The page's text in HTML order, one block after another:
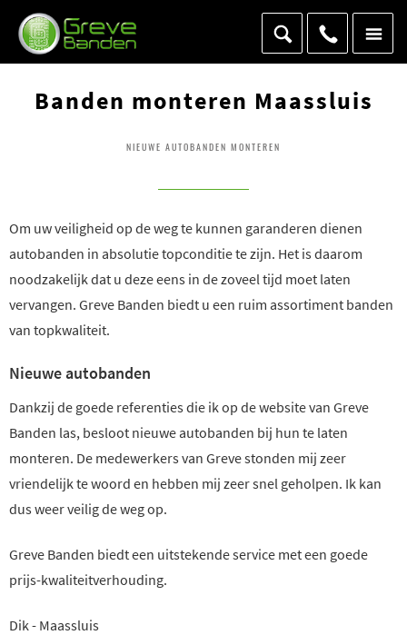
Banden monteren Maassluis
NIEUWE AUTOBANDEN MONTEREN
Om uw veiligheid op de weg te kunnen garanderen dienen
autobanden in absolutie topconditie te zijn. Het is daarom
noodzakelijk dat u deze eens in de zoveel tijd moet laten
vervangen. Greve Banden biedt u een ruim assortiment banden
van topkwaliteit.
Nieuwe autobanden
Dankzij de goede referenties die ik op de website van Greve
Banden las, besloot nieuwe autobanden bij hun te laten
monteren. De medewerkers van Greve stonden mij zeer
vriendelijk te woord en hebben mij zeer snel geholpen. Ik kan
dus weer veilig de weg op.
Greve Banden biedt een uitstekende service met een goede
prijs-kwaliteitverhouding.
Dik - Maassluis